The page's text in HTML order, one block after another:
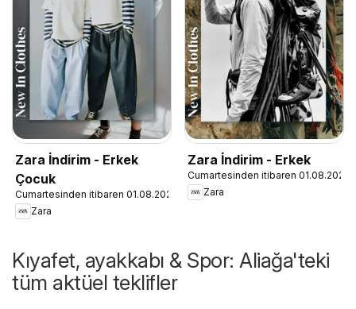
Zara İndirim - Erkek
Çocuk
Cumartesinden itibaren 01.08.2026
Zara
Zara İndirim - Erkek
Cumartesinden itibaren 01.08.2026
Zara
Kıyafet, ayakkabı & Spor: Aliağa'teki
tüm aktüel teklifler